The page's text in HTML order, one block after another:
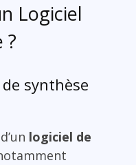
Logiciel
?
synthèse
logiciel de